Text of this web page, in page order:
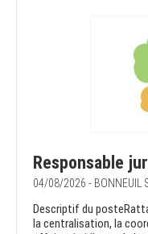
Responsable
04/08/2026 - BONNEUIL
Descriptif du
la centralisation, la